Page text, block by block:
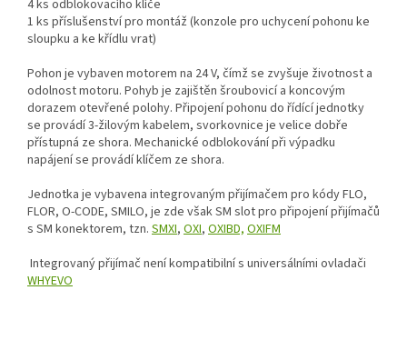
4 ks odblokovacího klíče
1 ks příslušenství pro montáž (konzole pro uchycení pohonu ke
sloupku a ke křídlu vrat)
Pohon je vybaven motorem na 24 V, čímž se zvyšuje životnost a
odolnost motoru. Pohyb je zajištěn šroubovicí a koncovým
dorazem otevřené polohy. Připojení pohonu do řídící jednotky
se provádí 3-žilovým kabelem, svorkovnice je velice dobře
přístupná ze shora. Mechanické odblokování při výpadku
napájení se provádí klíčem ze shora.
Jednotka je vybavena integrovaným přijímačem pro kódy FLO,
FLOR, O-CODE, SMILO, je zde však SM slot pro připojení přijímačů
s SM konektorem, tzn. SMXI, OXI, OXIBD, OXIFM
Integrovaný přijímač není kompatibilní s universálními ovladači
WHYEVO